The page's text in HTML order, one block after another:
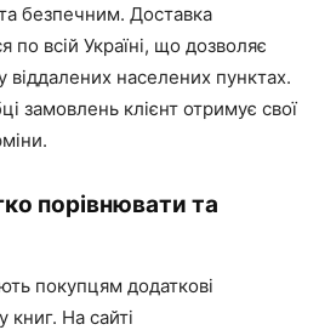
безпечним. Доставка
по всій Україні, що дозволяє
віддалених населених пунктах.
замовлень клієнт отримує свої
порівнювати та
покупцям додаткові
книг. На сайті